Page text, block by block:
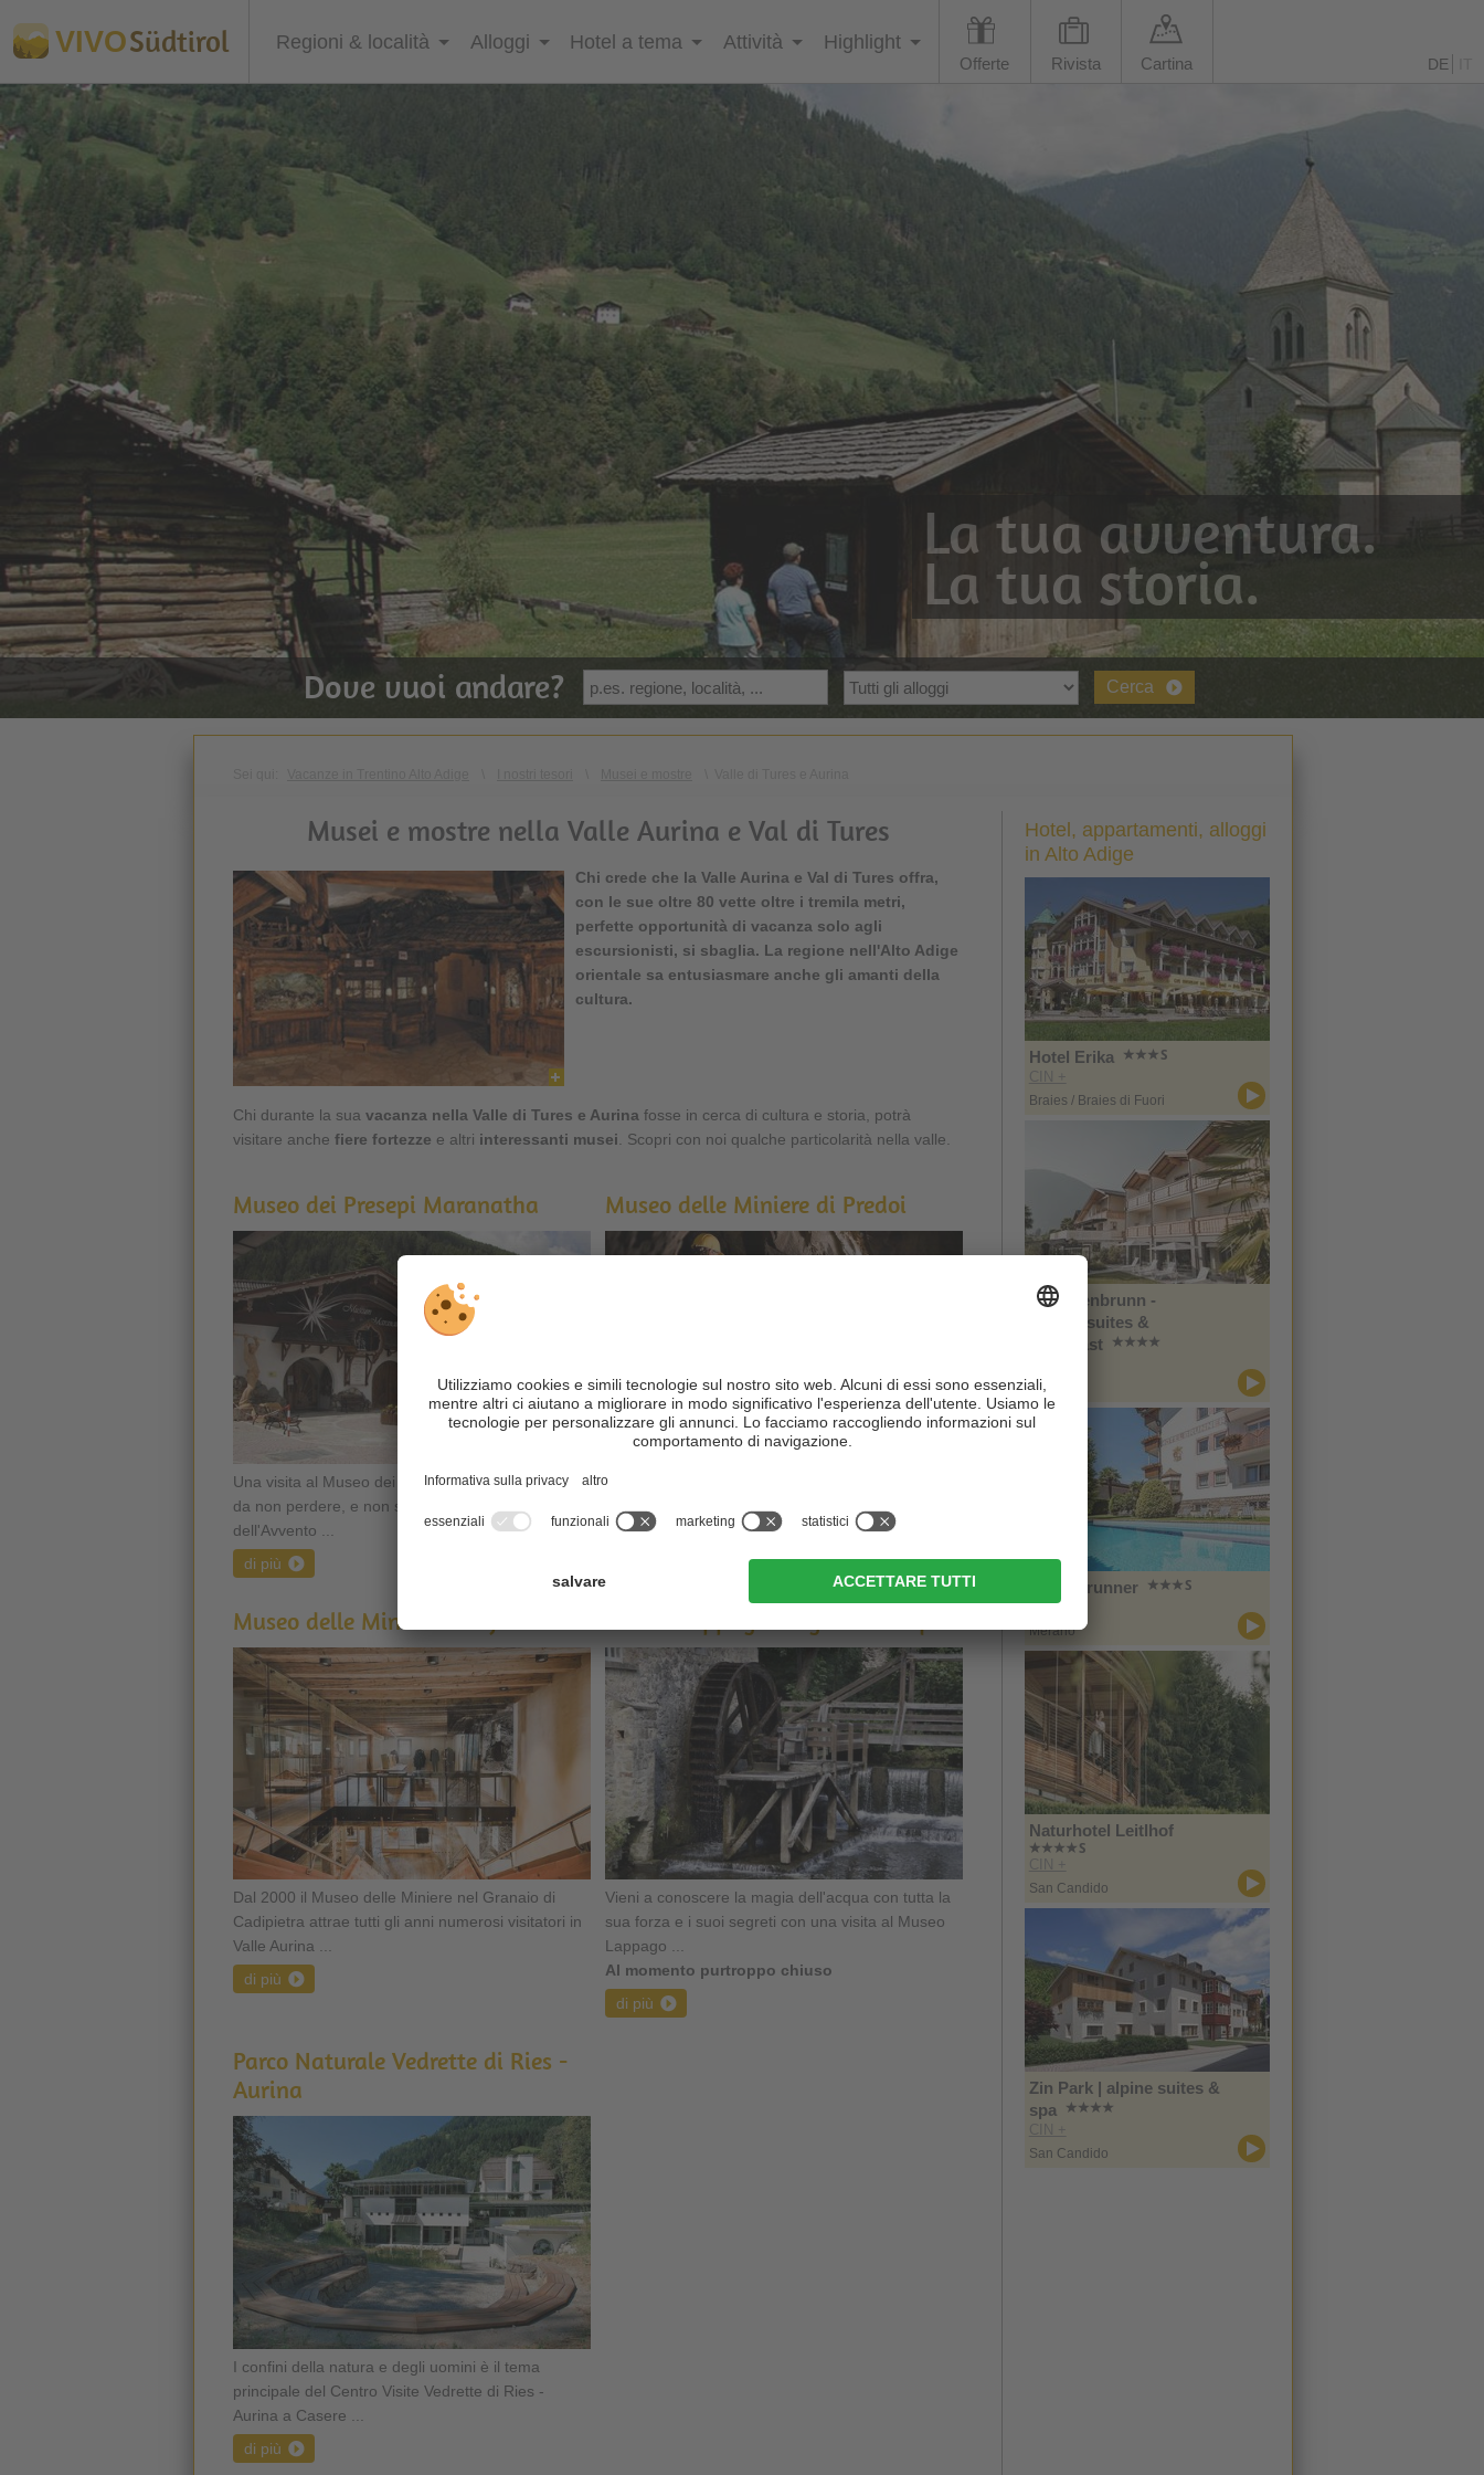
VIVOSüdtirol Regioni & località Alloggi Hotel a tema Attività Highlight
Offerte Rivista Cartina DE
La tua avventura.
La tua storia.
Dove vuoi andare? Cerca
Musei e mostre nella Valle Aurina e Val di Tures
Chi crede che la Valle Aurina e Val di Tures offra,
con le sue oltre 80 vette oltre i tremila metri,
perfette opportunità di vacanza solo agli
escursionisti, si sbaglia. La regione nell'Alto Adige
orientale sa entusiasmare anche gli amanti della
cultura.
Chi durante la sua vacanza nella Valle di Tures e Aurina fosse in cerca di cultura e storia, potrà
visitare anche fiere fortezze e altri interessanti musei . Scopri con noi qualche particolarità nella valle.
Museo dei Presepi Maranatha
Una visita al Museo dei Presepi di Lutago: una gita
da non perdere, e non solo nel periodo natalizio o
dell'Avvento ...
di più
Museo delle Miniere di Predoi
Il mondo delle miniere è assolutamente unico. Il
per scoprirlo ...
Museo delle Miniere nel Granaio
Dal 2000 il Museo delle Miniere nel Granaio di
Cadipietra attrae tutti gli anni numerosi visitatori in
Valle Aurina ...
di più
Vieni a conoscere la magia dell'acqua con tutta la
sua forza e i suoi segreti con una visita al Museo
Lappago ...
Al momento purtroppo chiuso
di più
Parco Naturale Vedrette di Ries -
Aurina
I confini della natura e degli uomini è il tema
principale del Centro Visite Vedrette di Ries -
Aurina a Casere ...
di più
Hotel, appartamenti, alloggi
in Alto Adige
Hotel Erika
CIN +
Braies / Braies di Fuori
Im Tiefenbrunn -
Gardensuites &
Breakfast
Lana
Hotel Brunner
CIN +
Merano
Naturhotel Leitlhof
CIN +
San Candido
Zin Park | alpine suites &
spa
CIN +
San Candido